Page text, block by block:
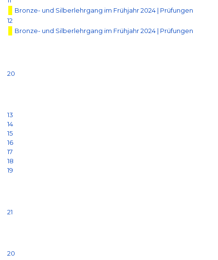
Bronze- und Silberlehrgang im Frühjahr 2024 | Prüfungen
12
Bronze- und Silberlehrgang im Frühjahr 2024 | Prüfungen
20
13
14
15
16
17
18
19
21
20